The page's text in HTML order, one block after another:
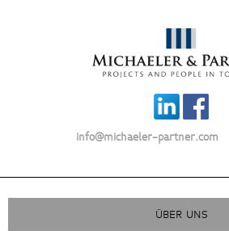
info@michaeler-partner.com
ÜBER UNS